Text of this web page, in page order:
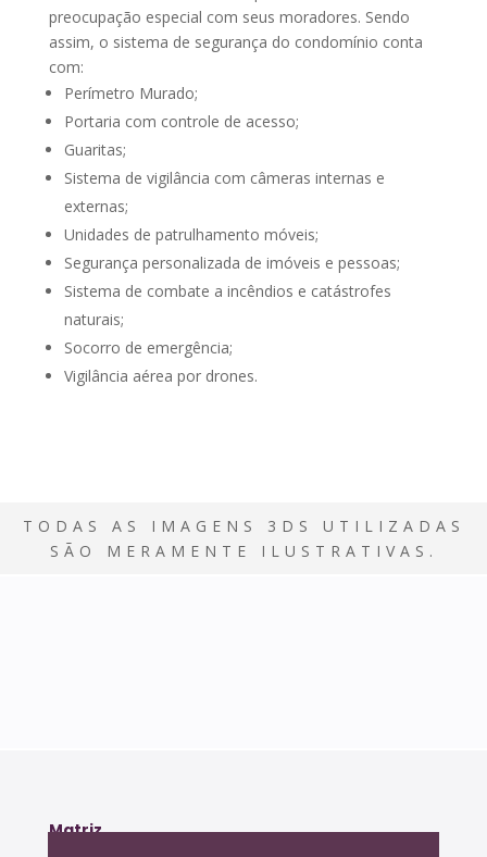
preocupação especial com seus moradores. Sendo
assim, o sistema de segurança do condomínio conta
com:
Perímetro Murado;
Portaria com controle de acesso;
Guaritas;
Sistema de vigilância com câmeras internas e
externas;
Unidades de patrulhamento móveis;
Segurança personalizada de imóveis e pessoas;
Sistema de combate a incêndios e catástrofes
naturais;
Socorro de emergência;
Vigilância aérea por drones.
TODAS AS IMAGENS 3DS UTILIZADAS
SÃO MERAMENTE ILUSTRATIVAS.
Matriz